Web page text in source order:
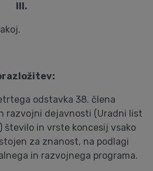
III.
odstavka 38. člena
razvojni dejavnosti (Uradni list
število in vrste koncesij vsako
za znanost, na podlagi
in razvojnega programa.